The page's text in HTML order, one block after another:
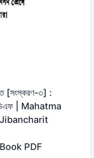
[সংস্করণ-৩] :
পিডিএফ | Mahatma
PDF